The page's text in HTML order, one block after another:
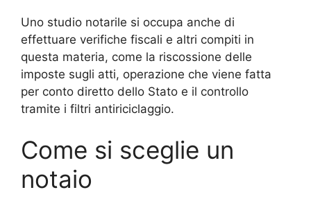
Uno studio notarile si occupa anche di
effettuare verifiche fiscali e altri compiti in
questa materia, come la riscossione delle
imposte sugli atti, operazione che viene fatta
per conto diretto dello Stato e il controllo
tramite i filtri antiriciclaggio.
Come si sceglie un
notaio